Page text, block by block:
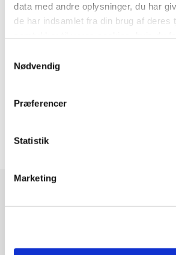
data med andre oplysninger, du har
de har indsamlet fra din brug af deres
Nødvendig
Præferencer
Statistik
Marketing
Sociale
UDGIVELSER
LandbrugNord